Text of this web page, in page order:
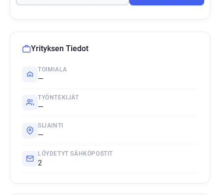
Yrityksen Tiedot
TOIMIALA
—
TYÖNTEKIJÄT
—
SIJAINTI
—
LÖYDETYT SÄHKÖPOSTIT
2